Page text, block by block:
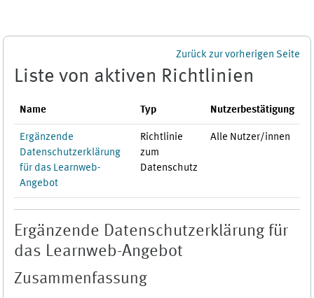
Zurück zur vorherigen Seite
Liste von aktiven Richtlinien
Name Typ Nutzerbestätigung
Ergänzende
Datenschutzerklärung
für das Learnweb-
Angebot
Richtlinie
zum
Datenschutz
Alle Nutzer/innen
Ergänzende Datenschutzerklärung für
das Learnweb-Angebot
Zusammenfassung